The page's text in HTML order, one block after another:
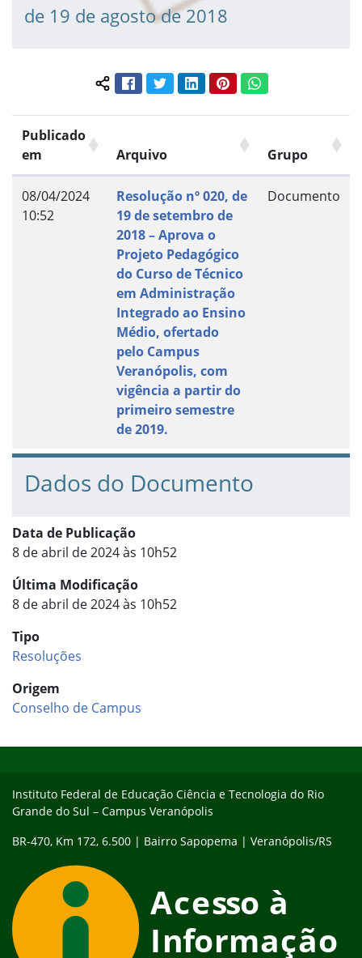
de 19 de agosto de 2018
Compartilhar conteúdo:
FacebookTwitterLinkedInPinterestWhatsApp
Publicado
em
Arquivo Grupo
08/04/2024
10:52
Resolução nº 020, de
19 de setembro de
2018 – Aprova o
Projeto Pedagógico
do Curso de Técnico
em Administração
Integrado ao Ensino
Médio, ofertado
pelo Campus
Veranópolis, com
vigência a partir do
primeiro semestre
de 2019.
Documento
Dados do Documento
Data de Publicação
8 de abril de 2024 às 10h52
Última Modificação
8 de abril de 2024 às 10h52
Tipo
Resoluções
Origem
Conselho de Campus
Instituto Federal de Educação Ciência e Tecnologia do Rio
Grande do Sul – Campus Veranópolis
BR-470, Km 172, 6.500 | Bairro Sapopema | Veranópolis/RS